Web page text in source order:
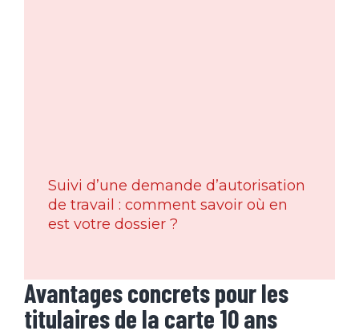
Suivi d’une demande d’autorisation
de travail : comment savoir où en
est votre dossier ?
Avantages concrets pour les
titulaires de la carte 10 ans